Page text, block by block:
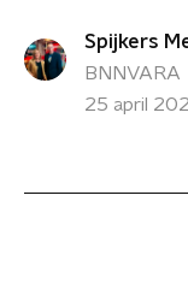
Spijkers
BNNVARA
25 april